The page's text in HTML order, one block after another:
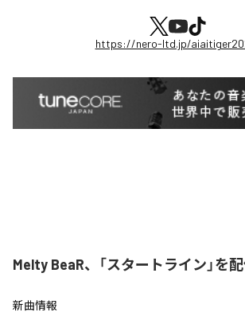
https://nero-ltd.jp/
Melty BeaR、「スタートライン」を
新曲情報